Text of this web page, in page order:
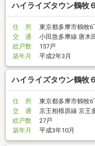
ハイライズタウン鶴牧６
住 所
東京都多摩市鶴牧
交 通
小田急多摩線 唐木
総戸数
157戸
築年月
平成2年3月
ハイライズタウン鶴牧
住 所
東京都多摩市鶴牧6
交 通
京王相模原線 京王
総戸数
27戸
築年月
平成3年10月